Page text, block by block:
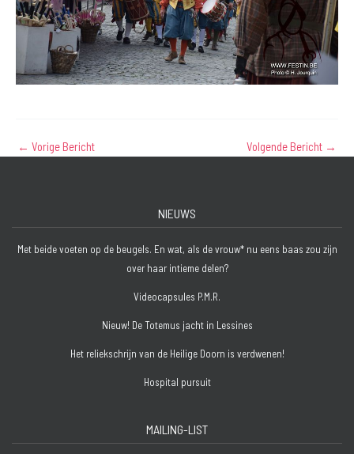
← Vorige Bericht Volgende Bericht →
NIEUWS
Met beide voeten op de beugels. En wat, als de vrouw* nu eens baas zou zijn
over haar intieme delen?
Videocapsules P.M.R.
Nieuw! De Totemus jacht in Lessines
Het reliekschrijn van de Heilige Doorn is verdwenen!
Hospital pursuit
MAILING-LIST